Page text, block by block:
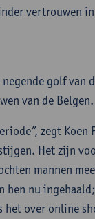
vertrouwen
golf van
van de Belgen.
zegt
Het zijn
mannen
nu
het over online